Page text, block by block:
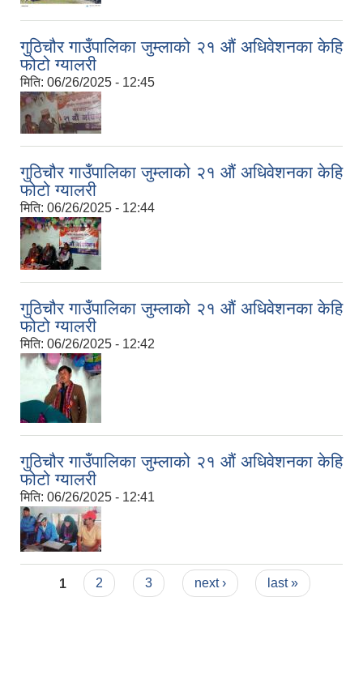
गुठिचौर गाउँपालिका जुम्लाको २१ औं अधिवेशनका केहि
फोटो ग्यालरी
मिति: 06/26/2025 - 12:45
गुठिचौर गाउँपालिका जुम्लाको २१ औं अधिवेशनका केहि
फोटो ग्यालरी
मिति: 06/26/2025 - 12:44
गुठिचौर गाउँपालिका जुम्लाको २१ औं अधिवेशनका केहि
फोटो ग्यालरी
मिति: 06/26/2025 - 12:42
गुठिचौर गाउँपालिका जुम्लाको २१ औं अधिवेशनका केहि
फोटो ग्यालरी
मिति: 06/26/2025 - 12:41
Pages
1 2 3 next › last »